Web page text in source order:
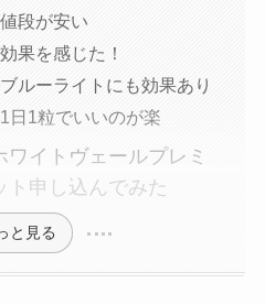
段が安い
果を感じた！
ルーライトにも効果あり
日1粒でいいのが楽
ワイトヴェールプレミ
ト申し込んでみた
と見る